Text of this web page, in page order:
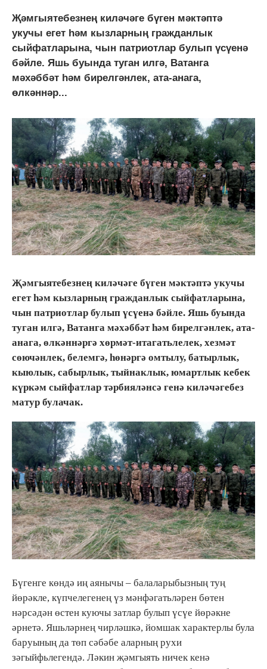
Җәмгыятебезнең киләчәге бүген мәктәптә
укучы егет һәм кызларның гражданлык
сыйфатларына, чын патриотлар булып үсүенә
бәйле. Яшь буында туган илгә, Ватанга
мәхәббәт һәм бирелгәнлек, ата-анага,
өлкәннәр...
Җәмгыятебезнең киләчәге бүген мәктәптә укучы
егет һәм кызларның гражданлык сыйфатларына,
чын патриотлар булып үсүенә бәйле. Яшь буында
туган илгә, Ватанга мәхәббәт һәм бирелгәнлек, ата-
анага, өлкәннәргә хөрмәт-итагатьлелек, хезмәт
сөючәнлек, белемгә, һөнәргә омтылу, батырлык,
кыюлык, сабырлык, тыйнаклык, юмартлык кебек
күркәм сыйфатлар тәрбияләнсә генә киләчәгебез
матур булачак.
Бүгенге көндә иң аянычы – балаларыбызның туң
йөрәкле, күпчелегенең үз мәнфәгатьләрен бөтен
нәрсәдән өстен куючы затлар булып үсүе йөрәкне
әрнетә. Яшьләрнең чирләшкә, йомшак характерлы була
баруының да төп сәбәбе аларның рухи
зәгыйфьлегендә. Ләкин җәмгыять ничек кенә